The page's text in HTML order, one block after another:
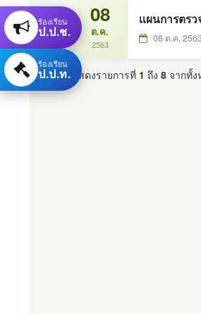
08
ต.ค.
2563
เเผนการตร
08 ต.ค.
แสดงรายการที่ 1 ถึง 8 จากทั้
ร้องเรียน
ป.ป.ช.
ร้องเรียน
ป.ป.ท.